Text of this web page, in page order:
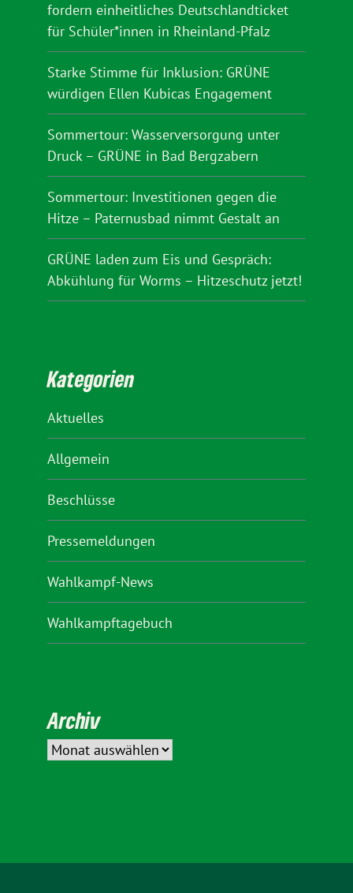
fordern einheitliches Deutschlandticket
für Schüler*innen in Rheinland-Pfalz
Starke Stimme für Inklusion: GRÜNE
würdigen Ellen Kubicas Engagement
Sommertour: Wasserversorgung unter
Druck – GRÜNE in Bad Bergzabern
Sommertour: Investitionen gegen die
Hitze – Paternusbad nimmt Gestalt an
GRÜNE laden zum Eis und Gespräch:
Abkühlung für Worms – Hitzeschutz jetzt!
Kategorien
Aktuelles
Allgemein
Beschlüsse
Pressemeldungen
Wahlkampf-News
Wahlkampftagebuch
Archiv